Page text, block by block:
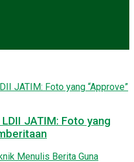
JATIM: Foto yang